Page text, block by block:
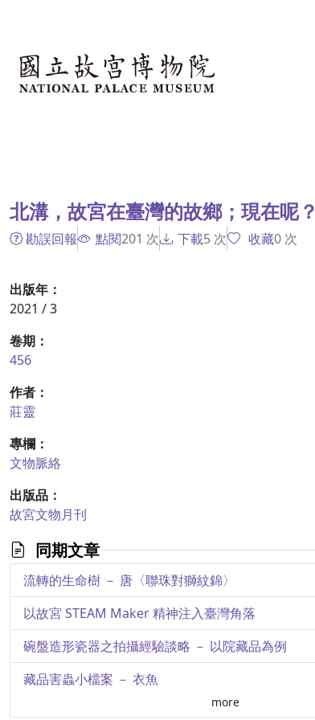
北溝，故宮在臺灣的故鄉；現在呢？
勘誤回報 點閱201 次 下載5 次 收藏0 次
出版年：
2021 / 3
卷期：
456
作者：
莊靈
專欄：
文物脈絡
出版品：
故宮文物月刊
同期文章
流轉的生命樹 － 唐〈聯珠對獅紋錦〉
以故宮 STEAM Maker 精神注入臺灣角落
碗盤造形瓷器之拍攝經驗談略 － 以院藏品為例
藏品害蟲小檔案 － 衣魚
〈浙江寧波府屬地理輿圖〉修護紀實
more